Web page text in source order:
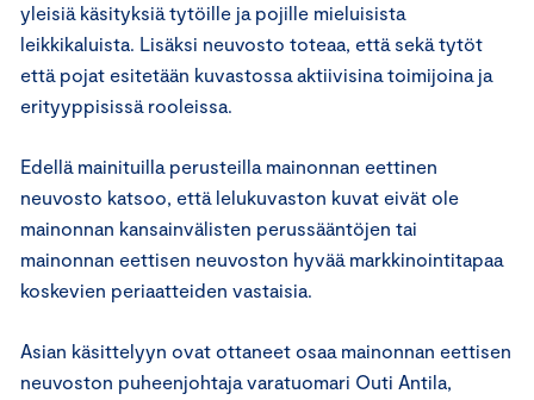
yleisiä käsityksiä tytöille ja pojille mieluisista
leikkikaluista. Lisäksi neuvosto toteaa, että sekä tytöt
että pojat esitetään kuvastossa aktiivisina toimijoina ja
erityyppisissä rooleissa.
Edellä mainituilla perusteilla mainonnan eettinen
neuvosto katsoo, että lelukuvaston kuvat eivät ole
mainonnan kansainvälisten perussääntöjen tai
mainonnan eettisen neuvoston hyvää markkinointitapaa
koskevien periaatteiden vastaisia.
Asian käsittelyyn ovat ottaneet osaa mainonnan eettisen
neuvoston puheenjohtaja varatuomari Outi Antila,